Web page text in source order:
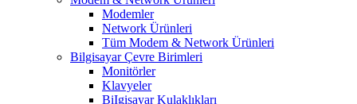
Modemler
Network Ürünleri
Tüm Modem & Network Ürünleri
Bilgisayar Çevre Birimleri
Monitörler
Klavyeler
BiIgisayar Kulaklıkları